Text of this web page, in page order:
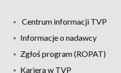
Centrum informacji TVP
Informacje o nadawcy
Zgłoś program (ROPAT)
Kariera w TVP